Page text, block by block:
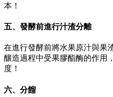
本！
五、發酵前進行汁渣分離
在進行發酵前將水果原汁與果
釀造過程中受果膠酯酶的作用
度！
六、分餾